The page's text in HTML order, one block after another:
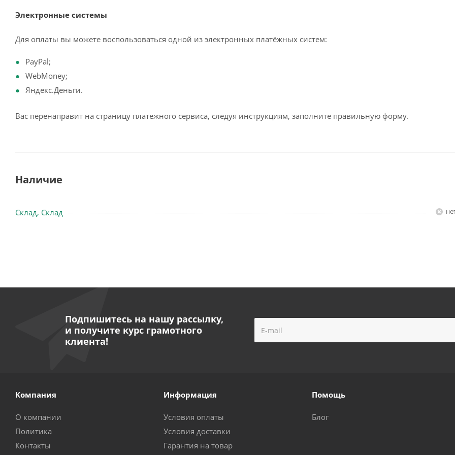
Электронные системы
Для оплаты вы можете воспользоваться одной из электронных платёжных систем:
PayPal;
WebMoney;
Яндекс.Деньги.
Вас перенаправит на страницу платежного сервиса, следуя инструкциям, заполните правильную форму.
Наличие
Склад, Склад
Подпишитесь на нашу рассылку,
и получите курс грамотного
клиента!
Компания
О компании
Политика
Контакты
Информация
Условия оплаты
Условия доставки
Гарантия на товар
Помощь
Блог